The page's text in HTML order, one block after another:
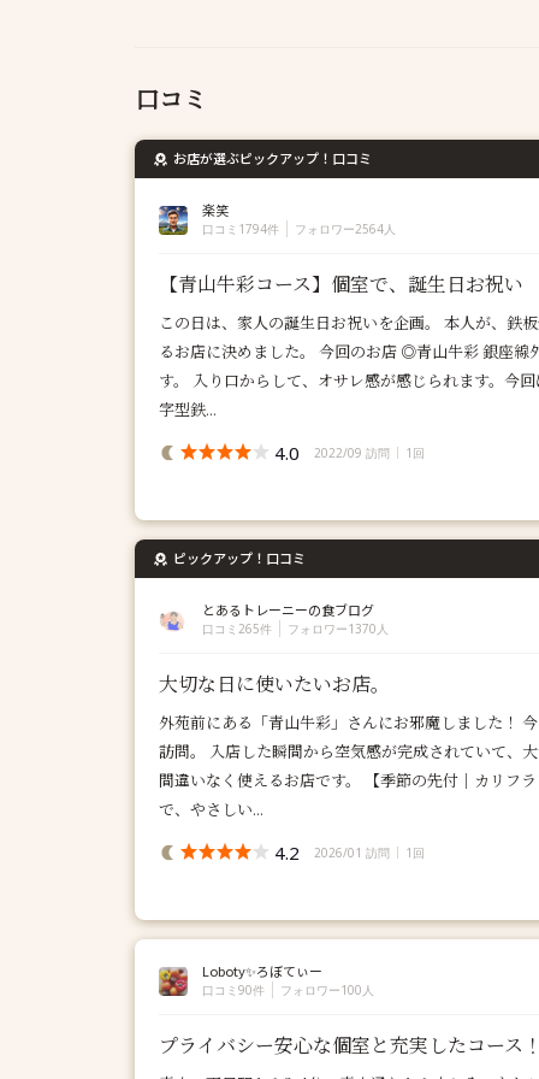
口コミ
お店が選ぶピックアップ！口コミ
楽笑
口コミ1794件 フォロワー2564人
【青山牛彩コース】個室で、誕生日お祝い
この日は、家人の誕生日お祝いを企画。 本人が、鉄
るお店に決めました。 今回のお店 ◎青山牛彩 銀座
す。 入り口からして、オサレ感が感じられます。今
字型鉄...
4.0 2022/09 訪問 1回
ピックアップ！口コミ
とあるトレーニーの食ブログ
口コミ265件 フォロワー1370人
大切な日に使いたいお店。
外苑前にある「青山牛彩」さんにお邪魔しました！
訪問。 入店した瞬間から空気感が完成されていて、
間違いなく使えるお店です。 【季節の先付｜カリフ
で、やさしい...
4.2 2026/01 訪問 1回
Loboty✨ろぼてぃー
口コミ90件 フォロワー100人
プライバシー安心な個室と充実したコース